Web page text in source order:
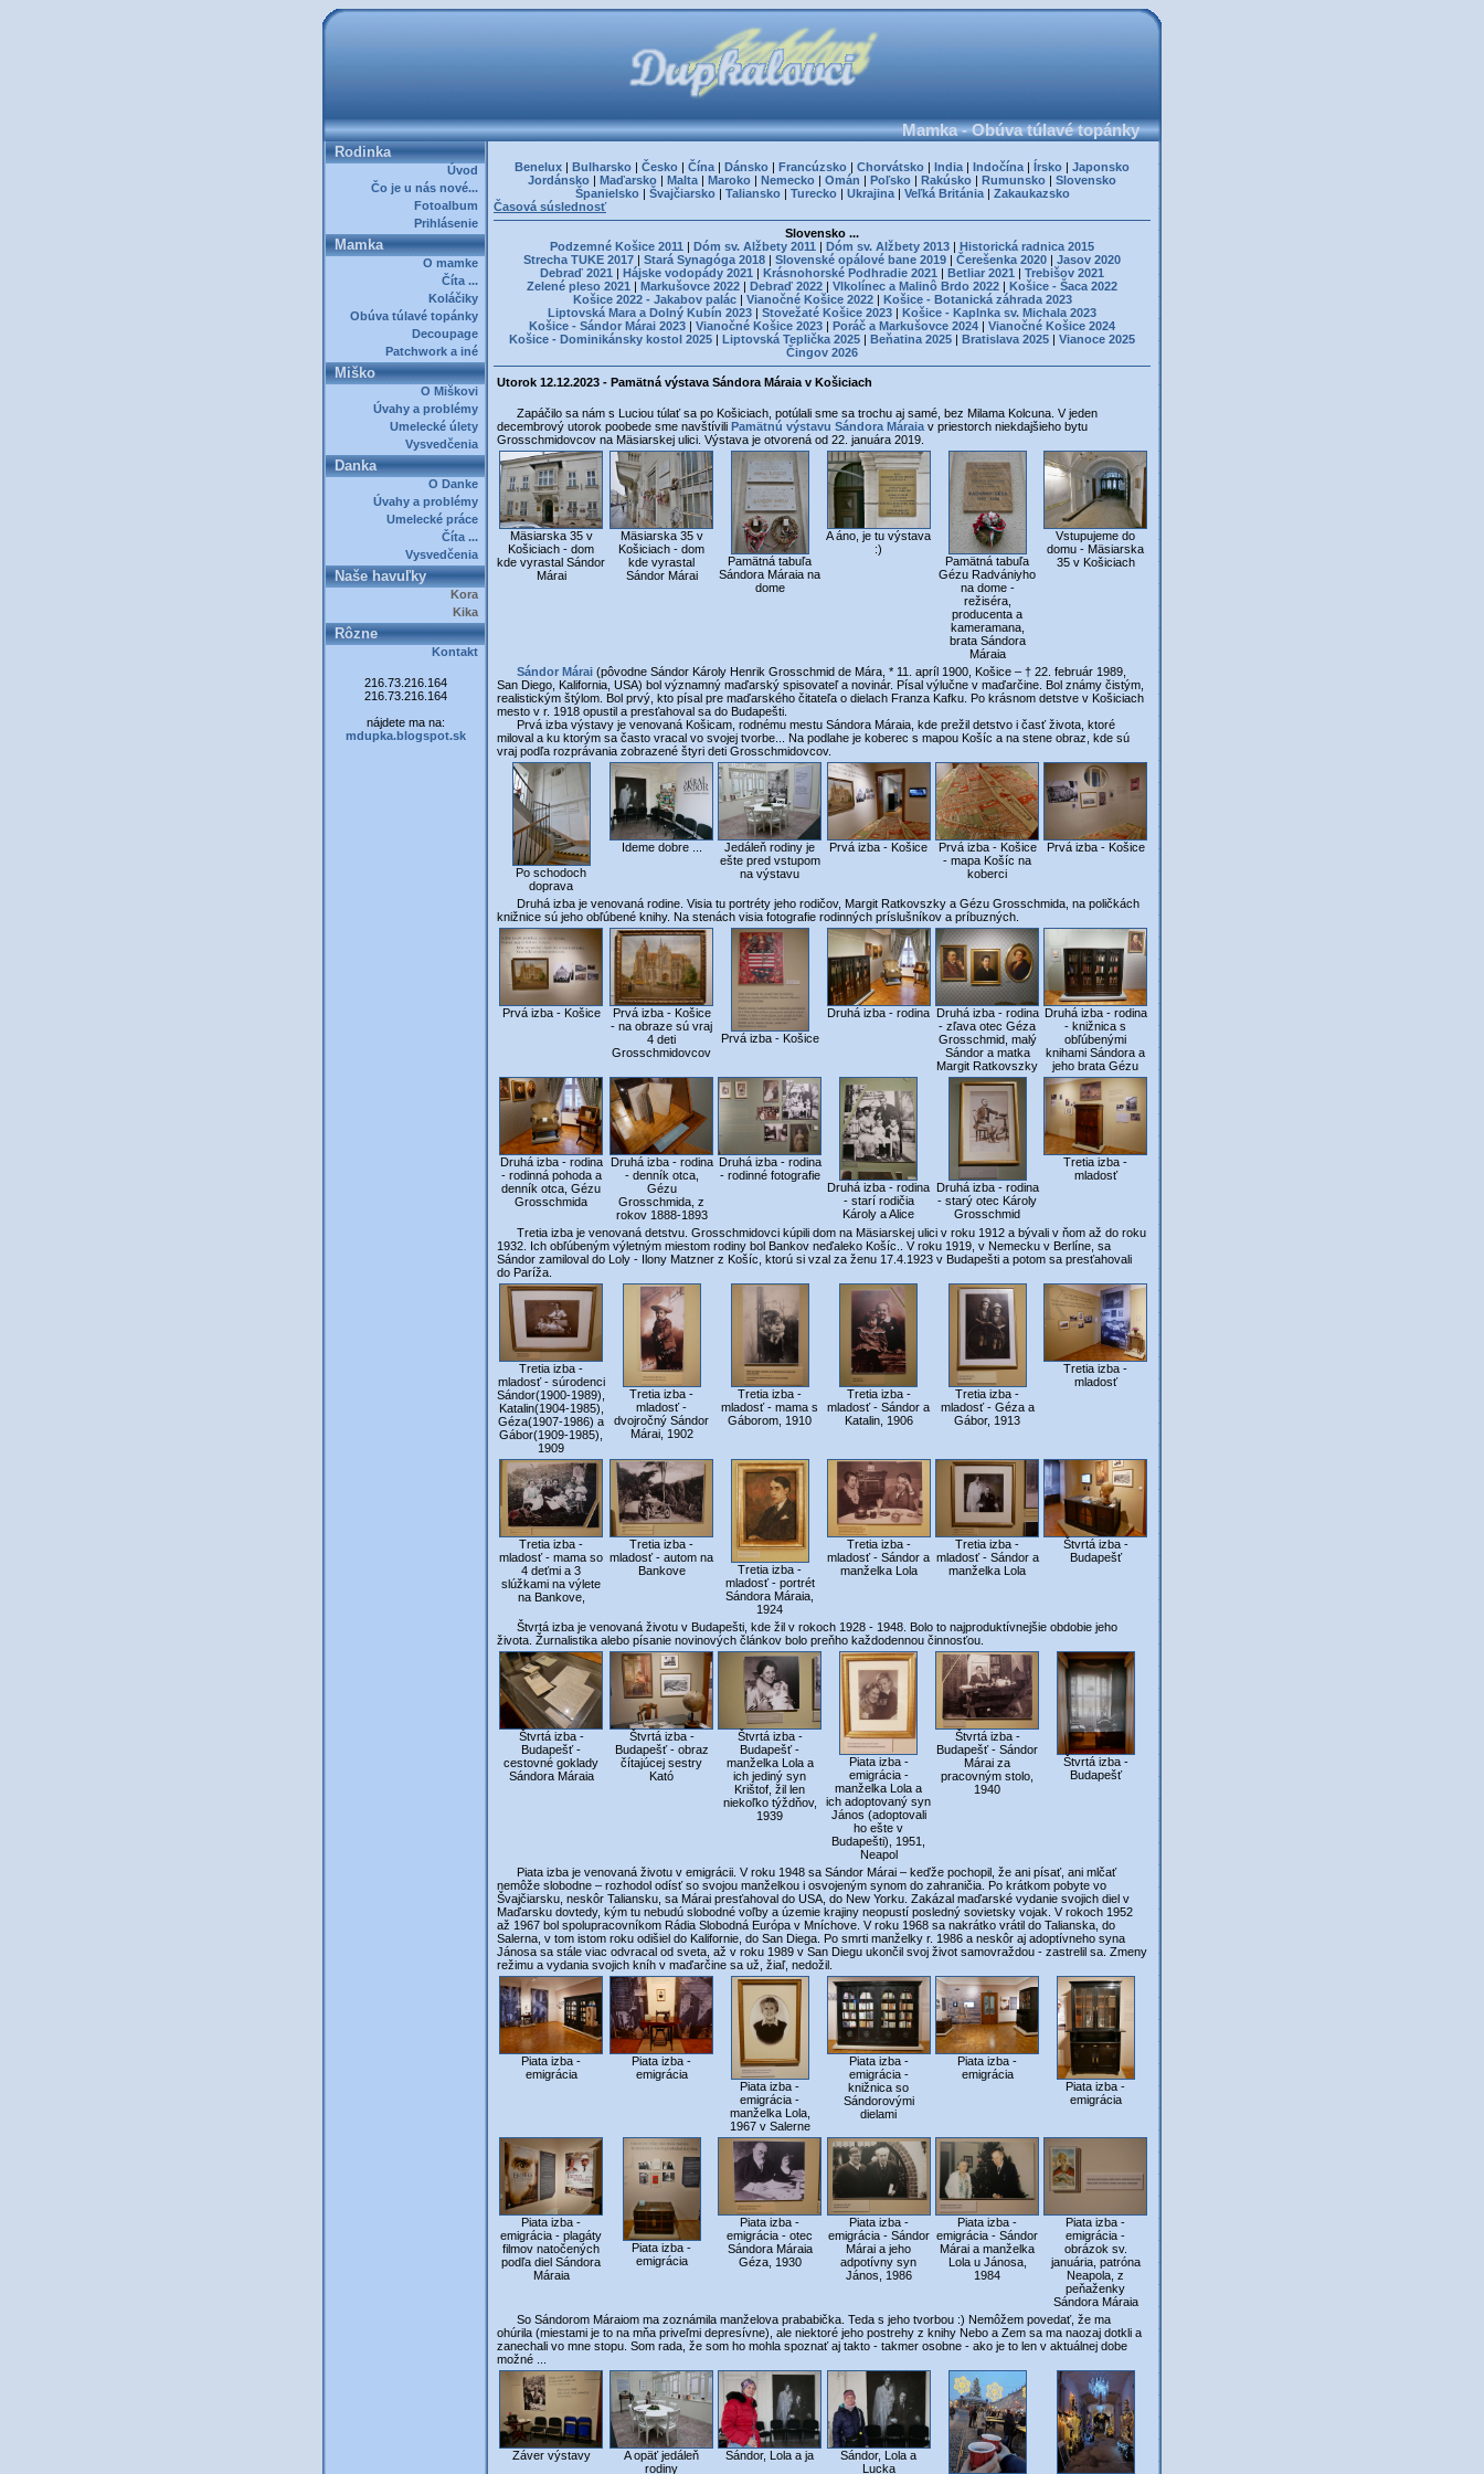
Mamka - Obúva túlavé topánky
Rodinka
Úvod
Čo je u nás nové...
Fotoalbum
Prihlásenie
Mamka
O mamke
Číta ...
Koláčiky
Obúva túlavé topánky
Decoupage
Patchwork a iné
Miško
O Miškovi
Úvahy a problémy
Umelecké úlety
Vysvedčenia
Danka
O Danke
Úvahy a problémy
Umelecké práce
Číta ...
Vysvedčenia
Naše havuľky
Kora
Kika
Rôzne
Kontakt
216.73.216.164
216.73.216.164
nájdete ma na:
mdupka.blogspot.sk
Benelux | Bulharsko | Česko | Čína | Dánsko | Francúzsko | Chorvátsko | India | Indočína | Írsko | Japonsko
Jordánsko | Maďarsko | Malta | Maroko | Nemecko | Omán | Poľsko | Rakúsko | Rumunsko | Slovensko
Španielsko| Švajčiarsko| Taliansko| Turecko| Ukrajina| Veľká Británia| Zakaukazsko
Časová súslednosť
Slovensko ...
Podzemné Košice 2011 | Dóm sv. Alžbety 2011 | Dóm sv. Alžbety 2013 | Historická radnica 2015
Strecha TUKE 2017 | Stará Synagóga 2018 | Slovenské opálové bane 2019 | Čerešenka 2020 | Jasov 2020
Debraď 2021 | Hájske vodopády 2021 | Krásnohorské Podhradie 2021 | Betliar 2021 | Trebišov 2021
Zelené pleso 2021 | Markušovce 2022 | Debraď 2022 | Vlkolínec a Malinô Brdo 2022 | Košice - Šaca 2022
Košice 2022 - Jakabov palác| Vianočné Košice 2022| Košice - Botanická záhrada 2023
Liptovská Mara a Dolný Kubín 2023 | Stovežaté Košice 2023 | Košice - Kaplnka sv. Michala 2023
Košice - Sándor Márai 2023 | Vianočné Košice 2023 | Poráč a Markušovce 2024 | Vianočné Košice 2024
Košice - Dominikánsky kostol 2025 | Liptovská Teplička 2025 | Beňatina 2025 | Bratislava 2025 | Vianoce 2025
Čingov 2026
Utorok 12.12.2023 - Pamätná výstava Sándora Máraia v Košiciach
Zapáčilo sa nám s Luciou túlať sa po Košiciach, potúlali sme sa trochu aj samé, bez Milama Kolcuna. V jeden
decembrový utorok poobede sme navštívili Pamätnú výstavu Sándora Máraia v priestorch niekdajšieho bytu
Grosschmidovcov na Mäsiarskej ulici. Výstava je otvorená od 22. januára 2019.
Mäsiarska 35 v
Košiciach - dom
kde vyrastal Sándor
Márai
Mäsiarska 35 v
Košiciach - dom
kde vyrastal
Sándor Márai
Pamätná tabuľa
Sándora Máraia na
dome
A áno, je tu výstava
:)
Pamätná tabuľa
Gézu Radvániyho
na dome -
režiséra,
producenta a
kameramana,
brata Sándora
Máraia
Vstupujeme do
domu - Mäsiarska
35 v Košiciach
Sándor Márai (pôvodne Sándor Károly Henrik Grosschmid de Mára, * 11. apríl 1900, Košice – † 22. február 1989,
San Diego, Kalifornia, USA) bol významný maďarský spisovateľ a novinár. Písal výlučne v maďarčine. Bol známy čistým,
realistickým štýlom. Bol prvý, kto písal pre maďarského čitateľa o dielach Franza Kafku. Po krásnom detstve v Košiciach
mesto v r. 1918 opustil a presťahoval sa do Budapešti.
Prvá izba výstavy je venovaná Košicam, rodnému mestu Sándora Máraia, kde prežil detstvo i časť života, ktoré
miloval a ku ktorým sa často vracal vo svojej tvorbe... Na podlahe je koberec s mapou Košíc a na stene obraz, kde sú
vraj podľa rozprávania zobrazené štyri deti Grosschmidovcov.
Po schodoch
doprava
Ideme dobre ...
Jedáleň rodiny je
ešte pred vstupom
na výstavu
Prvá izba - Košice
Prvá izba - Košice
- mapa Košíc na
koberci
Prvá izba - Košice
Druhá izba je venovaná rodine. Visia tu portréty jeho rodičov, Margit Ratkovszky a Gézu Grosschmida, na poličkách
knižnice sú jeho obľúbené knihy. Na stenách visia fotografie rodinných príslušníkov a príbuzných.
Prvá izba - Košice
Prvá izba - Košice
- na obraze sú vraj
4 deti
Grosschmidovcov
Prvá izba - Košice
Druhá izba - rodina Druhá izba - rodina
- zľava otec Géza
Grosschmid, malý
Sándor a matka
Margit Ratkovszky
Druhá izba - rodina
- knižnica s
obľúbenými
knihami Sándora a
jeho brata Gézu
Druhá izba - rodina
- rodinná pohoda a
denník otca, Gézu
Grosschmida
Druhá izba - rodina
- denník otca,
Gézu
Grosschmida, z
rokov 1888-1893
Druhá izba - rodina
- rodinné fotografie
Druhá izba - rodina
- starí rodičia
Károly a Alice
Druhá izba - rodina
- starý otec Károly
Grosschmid
Tretia izba -
mladosť
Tretia izba je venovaná detstvu. Grosschmidovci kúpili dom na Mäsiarskej ulici v roku 1912 a bývali v ňom až do roku
1932. Ich obľúbeným výletným miestom rodiny bol Bankov neďaleko Košíc.. V roku 1919, v Nemecku v Berlíne, sa
Sándor zamiloval do Loly - Ilony Matzner z Košíc, ktorú si vzal za ženu 17.4.1923 v Budapešti a potom sa presťahovali
do Paríža.
Tretia izba -
mladosť - súrodenci
Sándor(1900-1989),
Katalin(1904-1985),
Géza(1907-1986) a
Gábor(1909-1985),
1909
Tretia izba -
mladosť -
dvojročný Sándor
Márai, 1902
Tretia izba -
mladosť - mama s
Gáborom, 1910
Tretia izba -
mladosť - Sándor a
Katalin, 1906
Tretia izba -
mladosť - Géza a
Gábor, 1913
Tretia izba -
mladosť
Tretia izba -
mladosť - mama so
4 deťmi a 3
slúžkami na výlete
na Bankove,
Tretia izba -
mladosť - autom na
Bankove
Tretia izba -
mladosť - portrét
Sándora Máraia,
1924
Tretia izba -
mladosť - Sándor a
manželka Lola
Tretia izba -
mladosť - Sándor a
manželka Lola
Štvrtá izba -
Budapešť
Štvrtá izba je venovaná životu v Budapešti, kde žil v rokoch 1928 - 1948. Bolo to najproduktívnejšie obdobie jeho
života. Žurnalistika alebo písanie novinových článkov bolo preňho každodennou činnosťou.
Štvrtá izba -
Budapešť -
cestovné goklady
Sándora Máraia
Štvrtá izba -
Budapešť - obraz
čítajúcej sestry
Kató
Štvrtá izba -
Budapešť -
manželka Lola a
ich jediný syn
Krištof, žil len
niekoľko týždňov,
1939
Piata izba -
emigrácia -
manželka Lola a
ich adoptovaný syn
János (adoptovali
ho ešte v
Budapešti), 1951,
Neapol
Štvrtá izba -
Budapešť - Sándor
Márai za
pracovným stolo,
1940
Štvrtá izba -
Budapešť
Piata izba je venovaná životu v emigrácii. V roku 1948 sa Sándor Márai – keďže pochopil, že ani písať, ani mlčať
nemôže slobodne – rozhodol odísť so svojou manželkou i osvojeným synom do zahraničia. Po krátkom pobyte vo
Švajčiarsku, neskôr Taliansku, sa Márai presťahoval do USA, do New Yorku. Zakázal maďarské vydanie svojich diel v
Maďarsku dovtedy, kým tu nebudú slobodné voľby a územie krajiny neopustí posledný sovietsky vojak. V rokoch 1952
až 1967 bol spolupracovníkom Rádia Slobodná Európa v Mníchove. V roku 1968 sa nakrátko vrátil do Talianska, do
Salerna, v tom istom roku odišiel do Kalifornie, do San Diega. Po smrti manželky r. 1986 a neskôr aj adoptívneho syna
Jánosa sa stále viac odvracal od sveta, až v roku 1989 v San Diegu ukončil svoj život samovraždou - zastrelil sa. Zmeny
režimu a vydania svojich kníh v maďarčine sa už, žiaľ, nedožil.
Piata izba -
emigrácia
Piata izba -
emigrácia
Piata izba -
emigrácia -
manželka Lola,
1967 v Salerne
Piata izba -
emigrácia -
knižnica so
Sándorovými
dielami
Piata izba -
emigrácia
Piata izba -
emigrácia
Piata izba -
emigrácia - plagáty
filmov natočených
podľa diel Sándora
Máraia
Piata izba -
emigrácia
Piata izba -
emigrácia - otec
Sándora Máraia
Géza, 1930
Piata izba -
emigrácia - Sándor
Márai a jeho
adpotívny syn
János, 1986
Piata izba -
emigrácia - Sándor
Márai a manželka
Lola u Jánosa,
1984
Piata izba -
emigrácia -
obrázok sv.
januária, patróna
Neapola, z
peňaženky
Sándora Máraia
So Sándorom Máraiom ma zoznámila manželova prababička. Teda s jeho tvorbou :) Nemôžem povedať, že ma
ohúrila (miestami je to na mňa priveľmi depresívne), ale niektoré jeho postrehy z knihy Nebo a Zem sa ma naozaj dotkli a
zanechali vo mne stopu. Som rada, že som ho mohla spoznať aj takto - takmer osobne - ako je to len v aktuálnej dobe
možné ...
Záver výstavy
A opäť jedáleň
rodiny
Sándor, Lola a ja
Sándor, Lola a
Lucka